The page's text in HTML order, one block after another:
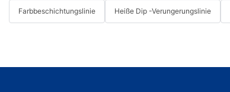
Farbbeschichtungslinie Heiße Dip -Verungerungslinie